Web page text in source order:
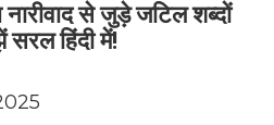
नारीवाद से जुड़े जटिल शब्दों
हिंदी में!